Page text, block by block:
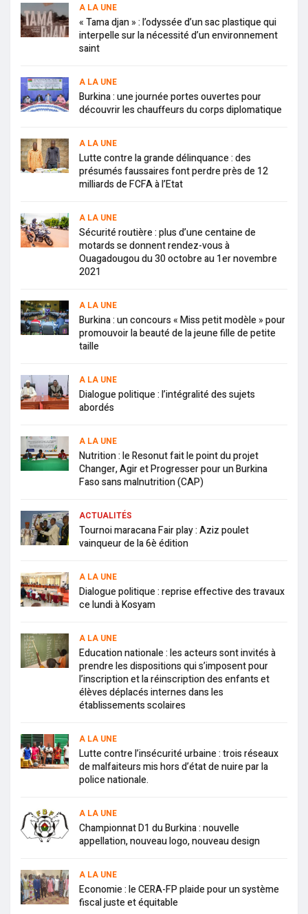
A LA UNE
« Tama djan » : l’odyssée d’un sac plastique qui
interpelle sur la nécessité d’un environnement
saint
A LA UNE
Burkina : une journée portes ouvertes pour
découvrir les chauffeurs du corps diplomatique
A LA UNE
Lutte contre la grande délinquance : des
présumés faussaires font perdre près de 12
milliards de FCFA à l’Etat
A LA UNE
Sécurité routière : plus d’une centaine de
motards se donnent rendez-vous à
Ouagadougou du 30 octobre au 1er novembre
2021
A LA UNE
Burkina : un concours « Miss petit modèle » pour
promouvoir la beauté de la jeune fille de petite
taille
A LA UNE
Dialogue politique : l’intégralité des sujets
abordés
A LA UNE
Nutrition : le Resonut fait le point du projet
Changer, Agir et Progresser pour un Burkina
Faso sans malnutrition (CAP)
ACTUALITÉS
Tournoi maracana Fair play : Aziz poulet
vainqueur de la 6è édition
A LA UNE
Dialogue politique : reprise effective des travaux
ce lundi à Kosyam
A LA UNE
Education nationale : les acteurs sont invités à
prendre les dispositions qui s’imposent pour
l’inscription et la réinscription des enfants et
élèves déplacés internes dans les
établissements scolaires
A LA UNE
Lutte contre l’insécurité urbaine : trois réseaux
de malfaiteurs mis hors d’état de nuire par la
police nationale.
A LA UNE
Championnat D1 du Burkina : nouvelle
appellation, nouveau logo, nouveau design
A LA UNE
Economie : le CERA-FP plaide pour un système
fiscal juste et équitable